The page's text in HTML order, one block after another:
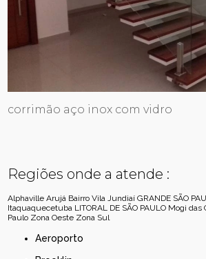
corrimão aço inox com vidro
Regiões onde a atende :
Alphaville Arujá Bairro Vila Jundiaí GRANDE SÃO
Itaquaquecetuba LITORAL DE SÃO PAULO Mogi das
Paulo Zona Oeste Zona Sul
Aeroporto